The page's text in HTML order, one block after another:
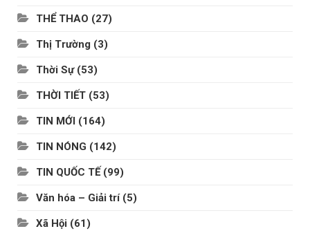
THỂ THAO (27)
Thị Trường (3)
Thời Sự(53)
THỜI TIẾT (53)
TIN MỚI (164)
TIN NÓNG (142)
TIN QUỐC TẾ (99)
Văn hóa – Giải trí(5)
Xã Hội (61)